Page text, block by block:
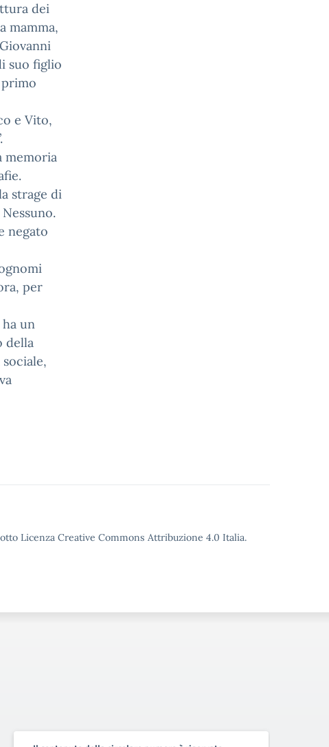
dei
mamma,
suo figlio
e Vito,
memoria
strage di
negato
per
un
della
Licenza Creative Commons Attribuzione 4.0 Italia.